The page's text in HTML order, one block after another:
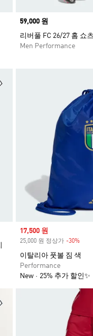
Price
59,000 원
리버풀 FC 26/27 홈 쇼츠
Men Performance
Sale price
17,500 원
25,000 원 정상가 -30%
이탈리아 풋볼 짐 색
Performance
New
25% 추가 할인✨